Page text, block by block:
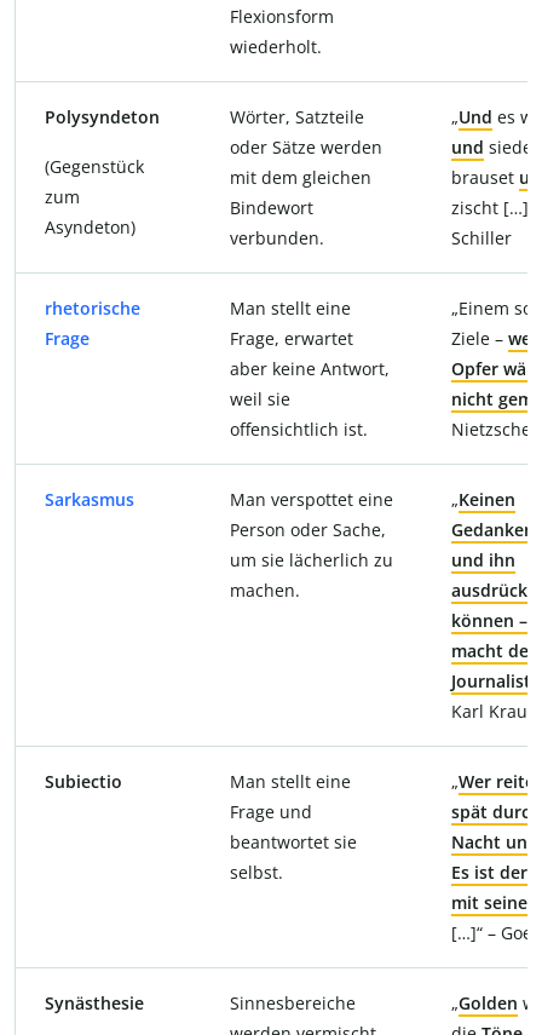
Flexionsform
wiederholt.
Polysyndeton
(Gegenstück
zum
Asyndeton)
Wörter, Satzteile
oder Sätze werden
mit dem gleichen
Bindewort
verbunden.
„Und es
und siedet
brauset
zischt […]“
Schiller
rhetorische
Frage
Man stellt eine
Frage, erwartet
aber keine Antwort,
weil sie
offensichtlich ist.
„Einem
Ziele –
Opfer
nicht
Nietzsche
Sarkasmus
Man verspottet eine
Person oder Sache,
um sie lächerlich zu
machen.
„Keinen
Gedanken
und ihn
können –
macht den
Karl Kraus
Subiectio
Man stellt eine
Frage und
beantwortet sie
selbst.
„Wer
spät durch
Nacht und
Es ist der
mit
[…]“ –
Synästhesie
Sinnesbereiche
„Golden